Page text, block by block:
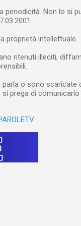
periodicità. Non lo si
proprietà intellettuale.
ritenuti illeciti,
o sono scaricate
prega di